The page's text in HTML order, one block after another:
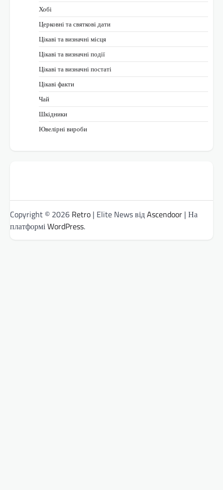
Хобі
Церковні та святкові дати
Цікаві та визначні місця
Цікаві та визначні події
Цікаві та визначні постаті
Цікаві факти
Чай
Шкідники
Ювелірні вироби
Copyright © 2026 Retro | Elite News відAscendoor | На
платформіWordPress.